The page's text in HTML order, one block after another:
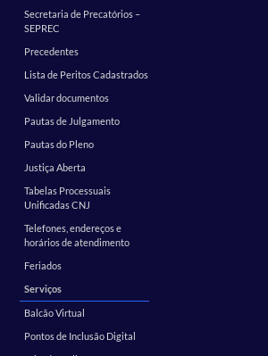
Secretaria de Precatórios –
SEPREC
Precedentes
Lista de Peritos Cadastrados
Validar documentos
Pautas de Julgamento
Pautas do Pleno
Justiça Aberta
Tabelas Processuais
Unificadas CNJ
Telefones, endereços e
horários de atendimento
Feriados
Serviços
Balcão Virtual
Pontos de Inclusão Digital